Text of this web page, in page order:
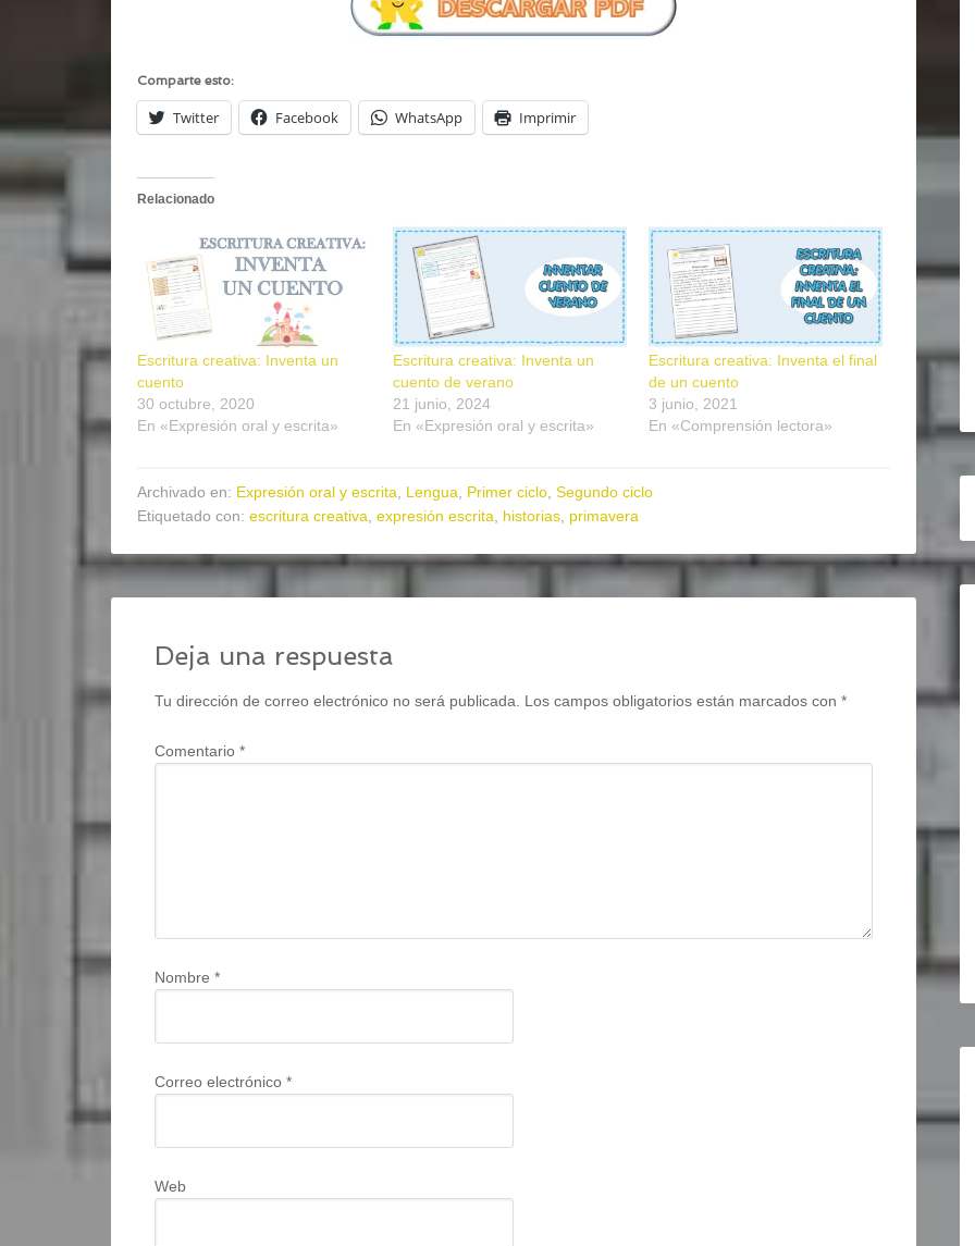
Comparte esto:
Twitter Facebook WhatsApp Imprimir
Relacionado
Escritura creativa: Inventa un
cuento
30 octubre, 2020
En «Expresión oral y escrita»
Escritura creativa: Inventa un
cuento de verano
21 junio, 2024
En «Expresión oral y escrita»
Escritura creativa: Inventa el final
de un cuento
3 junio, 2021
En «Comprensión lectora»
Archivado en: Expresión oral y escrita Lengua Primer ciclo Segundo ciclo
Etiquetado con: escritura creativa expresión escrita historias primavera
Deja una respuesta
Tu dirección de correo electrónico no será publicada. Los campos obligatorios están marcados con *
Comentario *
Nombre *
Correo electrónico *
Web